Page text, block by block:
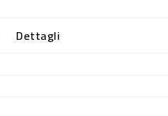
Dettagli